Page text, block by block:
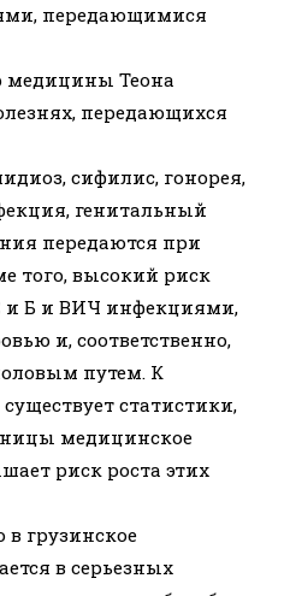
передающимися
медицины Теона
передающихся
сифилис, гонорея,
генитальный
передаются при
того, высокий риск
и Б и ВИЧ инфекциями,
и, соответственно,
путем. К
статистики,
медицинское
риск роста этих
в грузинское
в серьезных